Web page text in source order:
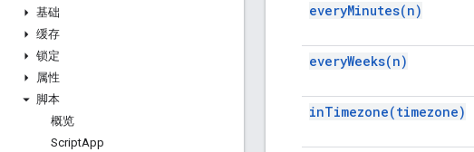
基础
缓存
锁定
属性
脚本
概览
ScriptApp
everyMinutes(n)
everyWeeks(n)
inTimezone(timezone)